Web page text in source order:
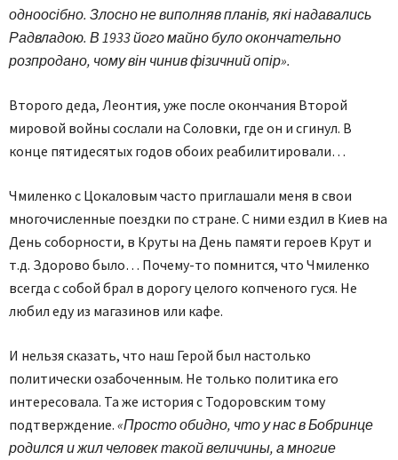
одноосібно. Злосно не виполняв планів, які надавались
Радвладою. В 1933 його майно було окончательно
розпродано, чому він чинив фізичний опір».
Второго деда, Леонтия, уже после окончания Второй
мировой войны сослали на Соловки, где он и сгинул. В
конце пятидесятых годов обоих реабилитировали…
Чмиленко с Цокаловым часто приглашали меня в свои
многочисленные поездки по стране. С ними ездил в Киев на
День соборности, в Круты на День памяти героев Крут и
т.д. Здорово было… Почему-то помнится, что Чмиленко
всегда с собой брал в дорогу целого копченого гуся. Не
любил еду из магазинов или кафе.
И нельзя сказать, что наш Герой был настолько
политически озабоченным. Не только политика его
интересовала. Та же история с Тодоровским тому
подтверждение. «Просто обидно, что у нас в Бобринце
родился и жил человек такой величины, а многие